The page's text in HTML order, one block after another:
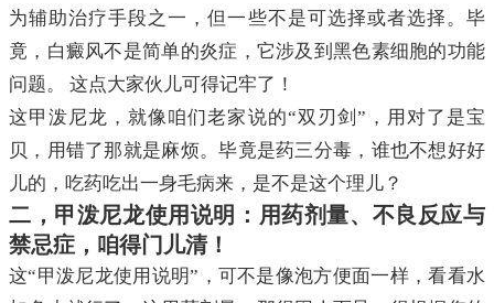
为辅助治疗手段之一，但一些不是可选择或者选择。毕
竟，白癜风不是简单的炎症，它涉及到黑色素细胞的功能
问题。 这点大家伙儿可得记牢了！
这甲泼尼龙，就像咱们老家说的“双刃剑”，用对了是宝
贝，用错了那就是麻烦。毕竟是药三分毒，谁也不想好好
儿的，吃药吃出一身毛病来，是不是这个理儿？
二，甲泼尼龙使用说明：用药剂量、不良反应与
禁忌症，咱得门儿清！
这“甲泼尼龙使用说明”，可不是像泡方便面一样，看看水